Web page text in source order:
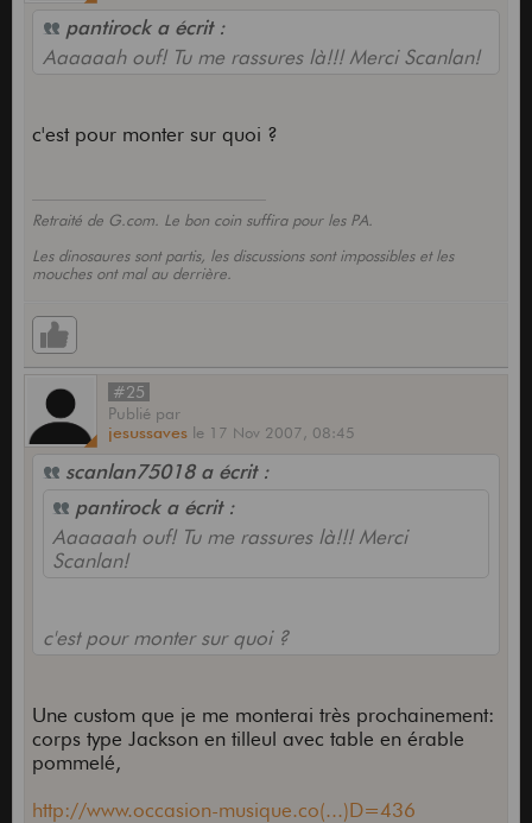
pantirock a écrit :
Aaaaaah ouf! Tu me rassures là!!! Merci Scanlan!
c'est pour monter sur quoi ?
Retraité de G.com. Le bon coin suffira pour les PA.
Les dinosaures sont partis, les discussions sont impossibles et les
mouches ont mal au derrière.
#25
Publié par
jesussaves le 17 Nov 2007, 08:45
scanlan75018 a écrit :
pantirock a écrit :
Aaaaaah ouf! Tu me rassures là!!! Merci
Scanlan!
c'est pour monter sur quoi ?
Une custom que je me monterai très prochainement:
corps type Jackson en tilleul avec table en érable
pommelé,
http://www.occasion-musique.co(...)D=436